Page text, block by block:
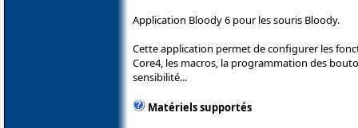
Application Bloody 6 pour les souris Bloody.
Cette application permet de configurer les
Core4, les macros, la programmation des
sensibilité...
Matériels supportés